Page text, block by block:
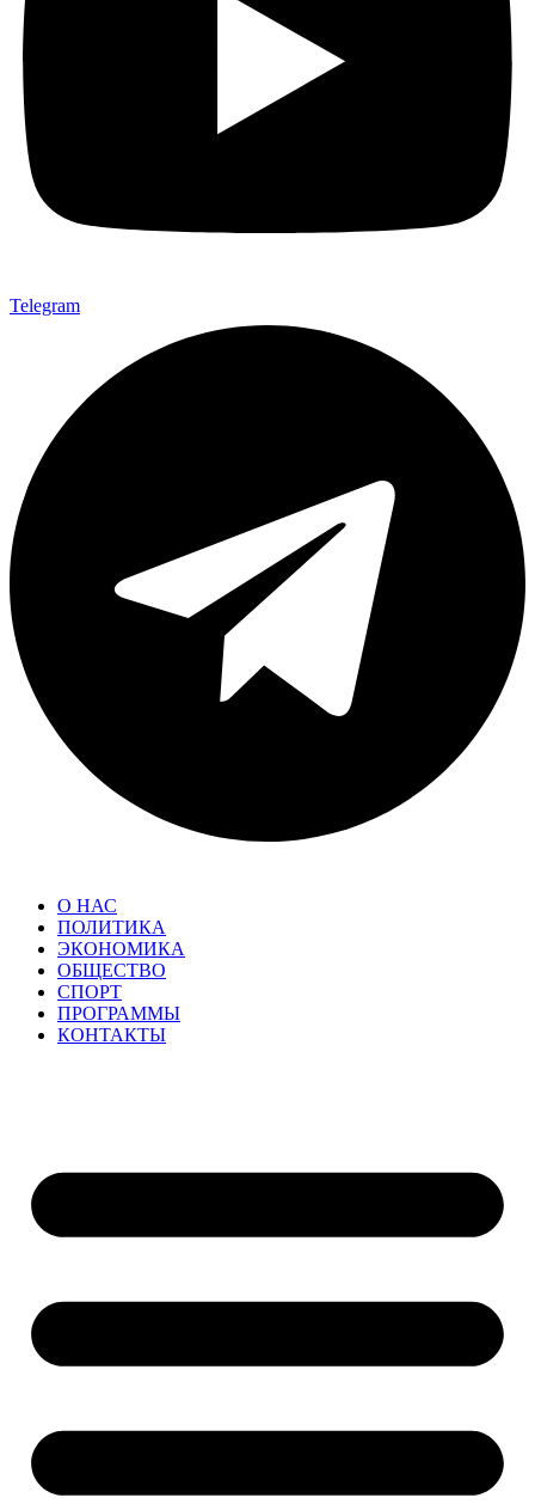
Telegram
О НАС
ПОЛИТИКА
ЭКОНОМИКА
ОБЩЕСТВО
СПОРТ
ПРОГРАММЫ
КОНТАКТЫ